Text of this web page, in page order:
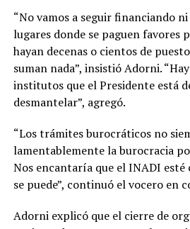
“No vamos a seguir financiando
lugares donde se paguen favores
hayan decenas o cientos de
suman nada”, insistió Adorni.
institutos que el Presidente está
desmantelar”, agregó.
“Los trámites burocráticos no
lamentablemente la burocracia
Nos encantaría que el INADI esté
se puede”, continuó el vocero en
Adorni explicó que el cierre de